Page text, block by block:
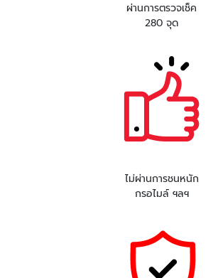
ผ่านการตรวจเช็ค
280 จุด
ไม่ผ่านการชนหนัก
กรอไมล์ ฯลฯ